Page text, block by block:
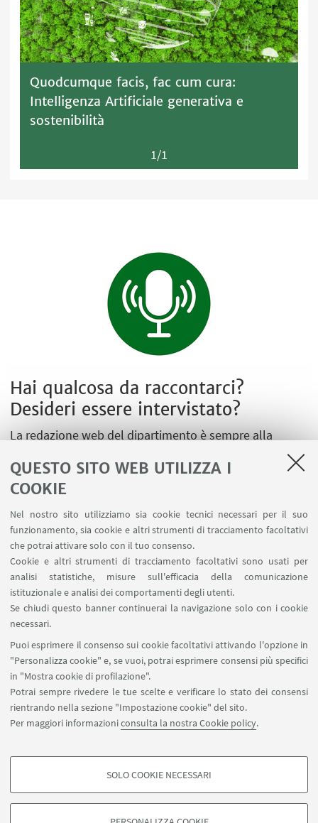
QUESTO SITO WEB UTILIZZA I
COOKIE
Nel nostro sito utilizziamo sia cookie tecnici necessari per il suo
funzionamento, sia cookie e altri strumenti di tracciamento facoltativi
che potrai attivare solo con il tuo consenso.
Cookie e altri strumenti di tracciamento facoltativi sono usati per
analisi statistiche, misure sull'efficacia della comunicazione
istituzionale e analisi dei comportamenti degli utenti.
Se chiudi questo banner continuerai la navigazione solo con i cookie
necessari.
Puoi esprimere il consenso sui cookie facoltativi attivando l'opzione in
"Personalizza cookie" e, se vuoi, potrai esprimere consensi più specifici
in "Mostra cookie di profilazione".
Potrai sempre rivedere le tue scelte e verificare lo stato dei consensi
rientrando nella sezione "Impostazione cookie" del sito.
Per maggiori informazioniconsulta la nostra Cookie policy.
COOKIE DI PROFILAZIONE - FACOLTATIVI
SOLO COOKIE NECESSARI
Quodcumque facis, fac cum cura:
Intelligenza Artificiale generativa e
sostenibilità
1/1
Hai qualcosa da raccontarci?
Desideri essere intervistato?
La redazione web del dipartimento è sempre alla
Scrivi una mail a
LINK UTILI
Area riservata
SEGUI UNIBO SU:
APP:
©Copyright 2026 - ALMA MATER STUDIORUM - Università di